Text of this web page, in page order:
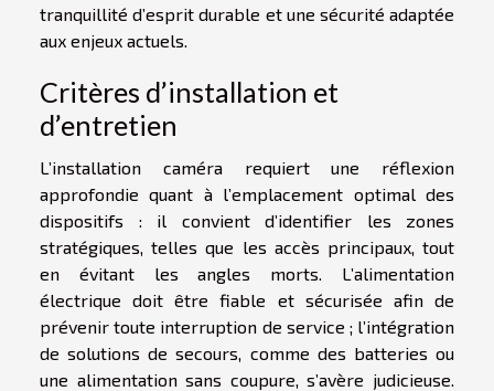
tranquillité d’esprit durable et une sécurité adaptée
aux enjeux actuels.
Critères d’installation et
d’entretien
L’installation caméra requiert une réflexion
approfondie quant à l’emplacement optimal des
dispositifs : il convient d’identifier les zones
stratégiques, telles que les accès principaux, tout
en évitant les angles morts. L’alimentation
électrique doit être fiable et sécurisée afin de
prévenir toute interruption de service ; l’intégration
de solutions de secours, comme des batteries ou
une alimentation sans coupure, s’avère judicieuse.